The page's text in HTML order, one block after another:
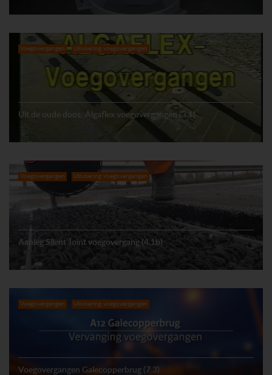
Voegovergangen Uitvoering voegovergangen
Uit de oude doos: Algaflex voegovergangen (3.1)
Voegovergangen Uitvoering voegovergangen
Aanleg Silent Joint voegovergang (4.1b)
Voegovergangen Uitvoering voegovergangen
Voegovergangen Galecopperbrug (7.3)